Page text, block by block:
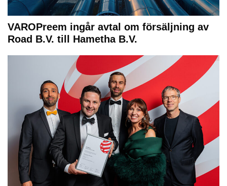
VAROPreem ingår avtal om försäljning av
Road B.V. till Hametha B.V.